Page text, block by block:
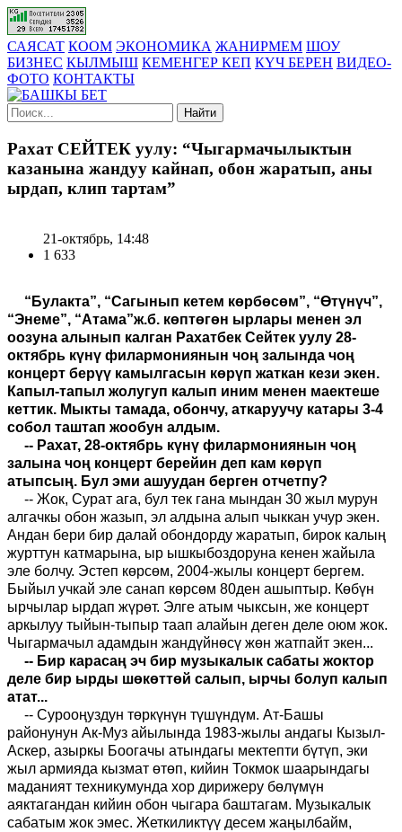
САЯСАТ КООМ ЭКОНОМИКА ЖАНИРМЕМ ШОУ
БИЗНЕС КЫЛМЫШ КЕМЕНГЕР КЕП КҮЧ БЕРЕН ВИДЕО-
ФОТО КОНТАКТЫ
Найти
Рахат СЕЙТЕК уулу: “Чыгармачылыктын
казанына жандуу кайнап, обон жаратып, аны
ырдап, клип тартам”
21-октябрь, 14:48
1 633
“Булакта”, “Сагынып кетем көрбөсөм”, “Өтүнүч”,
“Энеме”, “Атама”ж.б. көптөгөн ырлары менен эл
оозуна алынып калган Рахатбек Сейтек уулу 28-
октябрь күнү филармониянын чоң залында чоң
концерт берүү камылгасын көрүп жаткан кези экен.
Капыл-тапыл жолугуп калып иним менен маектеше
кеттик. Мыкты тамада, обончу, аткаруучу катары 3-4
собол таштап жообун алдым.
-- Рахат, 28-октябрь күнү филармониянын чоң
залына чоң концерт берейин деп кам көрүп
атыпсың. Бул эми ашуудан берген отчетпу?
-- Жок, Сурат ага, бул тек гана мындан 30 жыл мурун
алгачкы обон жазып, эл алдына алып чыккан учур экен.
Андан бери бир далай обондорду жаратып, бирок калың
журттун катмарына, ыр ышкыбоздоруна кенен жайыла
эле болчу. Эстеп көрсөм, 2004-жылы концерт бергем.
Быйыл учкай эле санап көрсөм 80ден ашыптыр. Көбүн
ырчылар ырдап жүрөт. Элге атым чыксын, же концерт
аркылуу тыйын-тыпыр таап алайын деген деле оюм жок.
Чыгармачыл адамдын жандүйнөсү жөн жатпайт экен...
-- Бир карасаң эч бир музыкалык сабаты жоктор
деле бир ырды шөкөттөй салып, ырчы болуп калып
атат...
-- Сурооңуздун төркүнүн түшүндүм. Ат-Башы
районунун Ак-Муз айылында 1983-жылы андагы Кызыл-
Аскер, азыркы Боогачы атындагы мектепти бүтүп, эки
жыл армияда кызмат өтөп, кийин Токмок шаарындагы
маданият техникумунда хор дирижеру бөлүмүн
аяктагандан кийин обон чыгара баштагам. Музыкалык
сабатым жок эмес. Жеткиликтүү десем жаңылбайм,